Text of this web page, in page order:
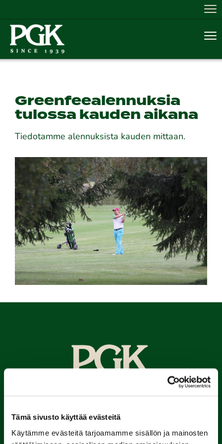
Tämä sivusto käyttää evästeitä
Käytämme evästeitä tarjoamamme sisällön ja mainosten
Greenfeealennuksia
tulossa kauden aikana
Tiedotamme alennuksista kauden mittaan.
Kalaforniantie 178, 28100 Pori
caddie-master@kalafornia.com